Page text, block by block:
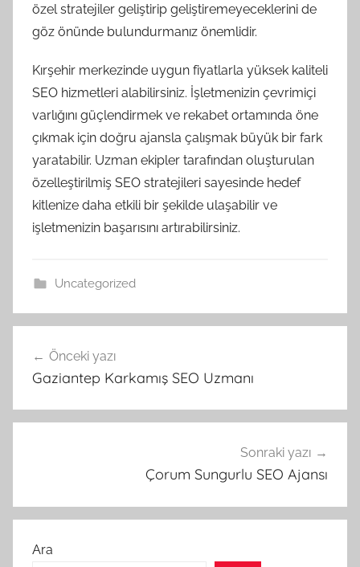
özel stratejiler geliştirip geliştiremeyeceklerini de
göz önünde bulundurmanız önemlidir.
Kırşehir merkezinde uygun fiyatlarla yüksek kaliteli
SEO hizmetleri alabilirsiniz. İşletmenizin çevrimiçi
varlığını güçlendirmek ve rekabet ortamında öne
çıkmak için doğru ajansla çalışmak büyük bir fark
yaratabilir. Uzman ekipler tarafından oluşturulan
özelleştirilmiş SEO stratejileri sayesinde hedef
kitlenize daha etkili bir şekilde ulaşabilir ve
işletmenizin başarısını artırabilirsiniz.
Uncategorized
gezinmesi
Önceki yazı
Gaziantep Karkamış SEO Uzmanı
Sonraki yazı
Çorum Sungurlu SEO Ajansı
Ara